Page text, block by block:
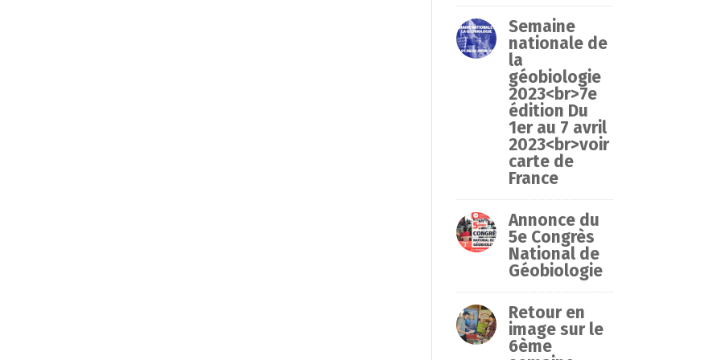
Semaine
nationale de
la
géobiologie
2023<br>7e
édition Du
1er au 7 avril
2023<br>voir
carte de
France
Annonce du
5e Congrès
National de
Géobiologie
Retour en
image sur le
6ème